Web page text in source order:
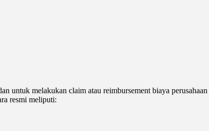
untuk melakukan claim atau reimbursement biaya
resmi meliputi: